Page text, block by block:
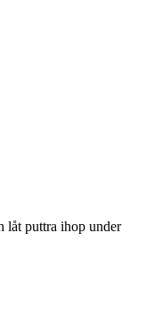
låt puttra ihop under